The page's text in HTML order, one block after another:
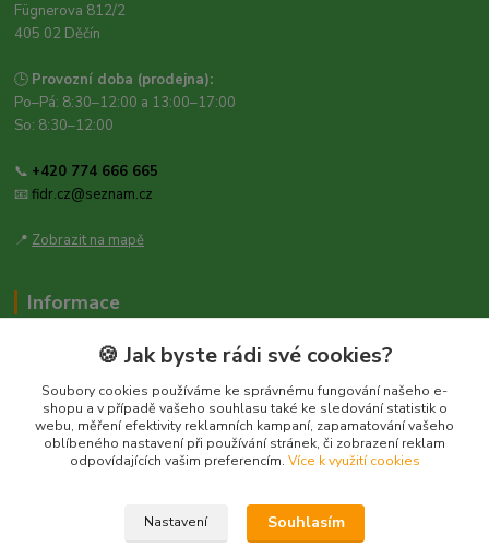
Fügnerova 812/2
405 02 Děčín
🕒 Provozní doba (prodejna):
Po–Pá: 8:30–12:00 a 13:00–17:00
So: 8:30–12:00
📞 +420 774 666 665
📧fidr.cz@seznam.cz
📍 Zobrazit na mapě
Informace
Zásady ochrany osobních údajů
Kontakt
Obecné nařízení o bezpečnosti produktů (GPSR), Regulation (EU)
2023/988
🍪 Jak byste rádi své cookies?
Soubory cookies používáme ke správnému fungování našeho e-
shopu a v případě vašeho souhlasu také ke sledování statistik o
webu, měření efektivity reklamních kampaní, zapamatování vašeho
oblíbeného nastavení při používání stránek, či zobrazení reklam
odpovídajících vašim preferencím. Více k využití cookies
Nastavení Souhlasím